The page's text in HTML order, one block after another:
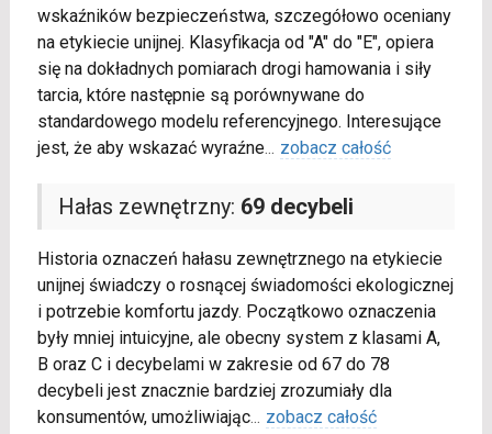
wskaźników bezpieczeństwa, szczegółowo oceniany
na etykiecie unijnej. Klasyfikacja od "A" do "E", opiera
się na dokładnych pomiarach drogi hamowania i siły
tarcia, które następnie są porównywane do
standardowego modelu referencyjnego. Interesujące
jest, że aby wskazać wyraźne... zobacz całość
Hałas zewnętrzny: 69 decybeli
Historia oznaczeń hałasu zewnętrznego na etykiecie
unijnej świadczy o rosnącej świadomości ekologicznej
i potrzebie komfortu jazdy. Początkowo oznaczenia
były mniej intuicyjne, ale obecny system z klasami A,
B oraz C i decybelami w zakresie od 67 do 78
decybeli jest znacznie bardziej zrozumiały dla
konsumentów, umożliwiając... zobacz całość